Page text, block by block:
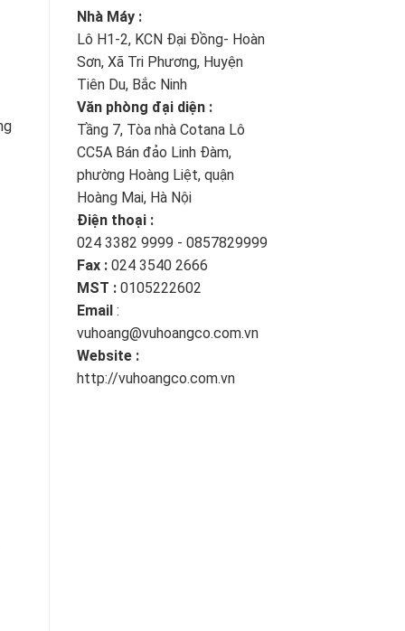
Nhà Máy :
Lô H1-2, KCN Đại Đồng- Hoàn
Sơn, Xã Tri Phương, Huyện
Tiên Du, Bắc Ninh
Văn phòng đại diện :
Tầng 7, Tòa nhà Cotana Lô
CC5A Bán đảo Linh Đàm,
phường Hoàng Liệt, quận
Hoàng Mai, Hà Nội
Điện thoại :
024 3382 9999 - 0857829999
Fax : 024 3540 2666
MST : 0105222602
Email :
vuhoang@vuhoangco.com.vn
Website :
http://vuhoangco.com.vn